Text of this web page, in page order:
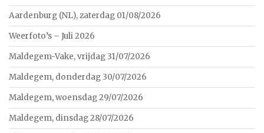
Aardenburg (NL), zaterdag 01/08/2026
Weerfoto’s – Juli 2026
Maldegem-Vake, vrijdag 31/07/2026
Maldegem, donderdag 30/07/2026
Maldegem, woensdag 29/07/2026
Maldegem, dinsdag 28/07/2026